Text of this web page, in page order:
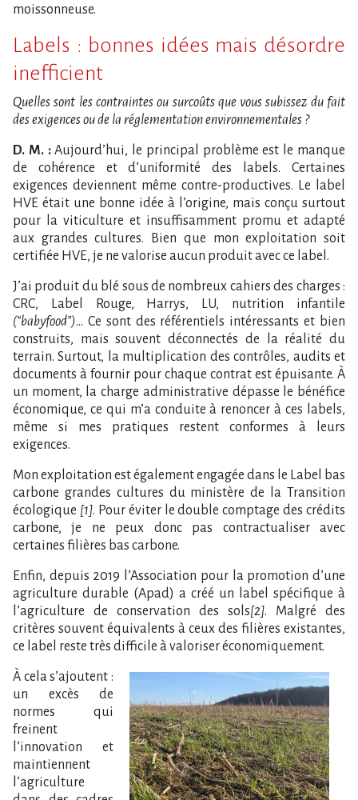
moissonneuse.
Labels : bonnes idées mais désordre
inefficient
Quelles sont les contraintes ou surcoûts que vous subissez du fait
des exigences ou de la réglementation environnementales ?
D. M. :Aujourd’hui, le principal problème est le manque
de cohérence et d’uniformité des labels. Certaines
exigences deviennent même contre-productives. Le label
HVE était une bonne idée à l’origine, mais conçu surtout
pour la viticulture et insuffisamment promu et adapté
aux grandes cultures. Bien que mon exploitation soit
certifiée HVE, je ne valorise aucun produit avec ce label.
J’ai produit du blé sous de nombreux cahiers des charges :
CRC, Label Rouge, Harrys, LU, nutrition infantile
(“babyfood”)… Ce sont des référentiels intéressants et bien
construits, mais souvent déconnectés de la réalité du
terrain. Surtout, la multiplication des contrôles, audits et
documents à fournir pour chaque contrat est épuisante. À
un moment, la charge administrative dépasse le bénéfice
économique, ce qui m’a conduite à renoncer à ces labels,
même si mes pratiques restent conformes à leurs
exigences.
Mon exploitation est également engagée dans le Label bas
carbone grandes cultures du ministère de la Transition
écologique [1]. Pour éviter le double comptage des crédits
carbone, je ne peux donc pas contractualiser avec
certaines filières bas carbone.
Enfin, depuis 2019 l’Association pour la promotion d’une
agriculture durable (Apad) a créé un label spécifique à
l’agriculture de conservation des sols[2]. Malgré des
critères souvent équivalents à ceux des filières existantes,
ce label reste très difficile à valoriser économiquement.
À cela s’ajoutent :
un excès de
normes qui
freinent
l’innovation et
maintiennent
l’agriculture